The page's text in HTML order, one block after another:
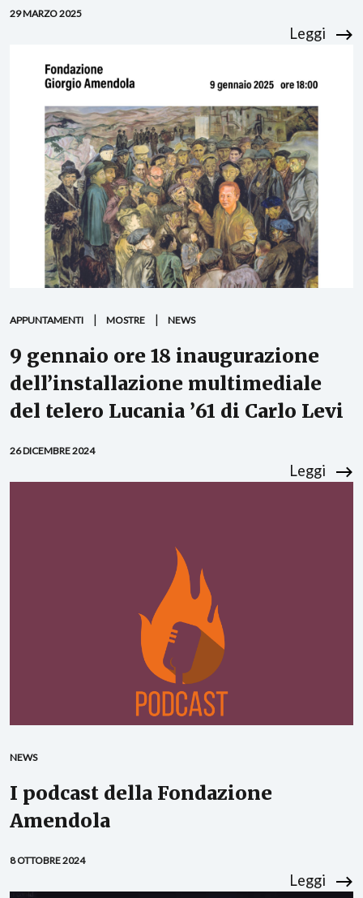
29 MARZO 2025
Leggi
APPUNTAMENTI MOSTRE NEWS
9 gennaio ore 18 inaugurazione
dell’installazione multimediale
del telero Lucania ’61 di Carlo Levi
26 DICEMBRE 2024
Leggi
NEWS
I podcast della Fondazione
Amendola
8 OTTOBRE 2024
Leggi